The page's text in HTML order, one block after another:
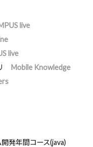
live
live
Mobile Knowledge
発年間コース(java)